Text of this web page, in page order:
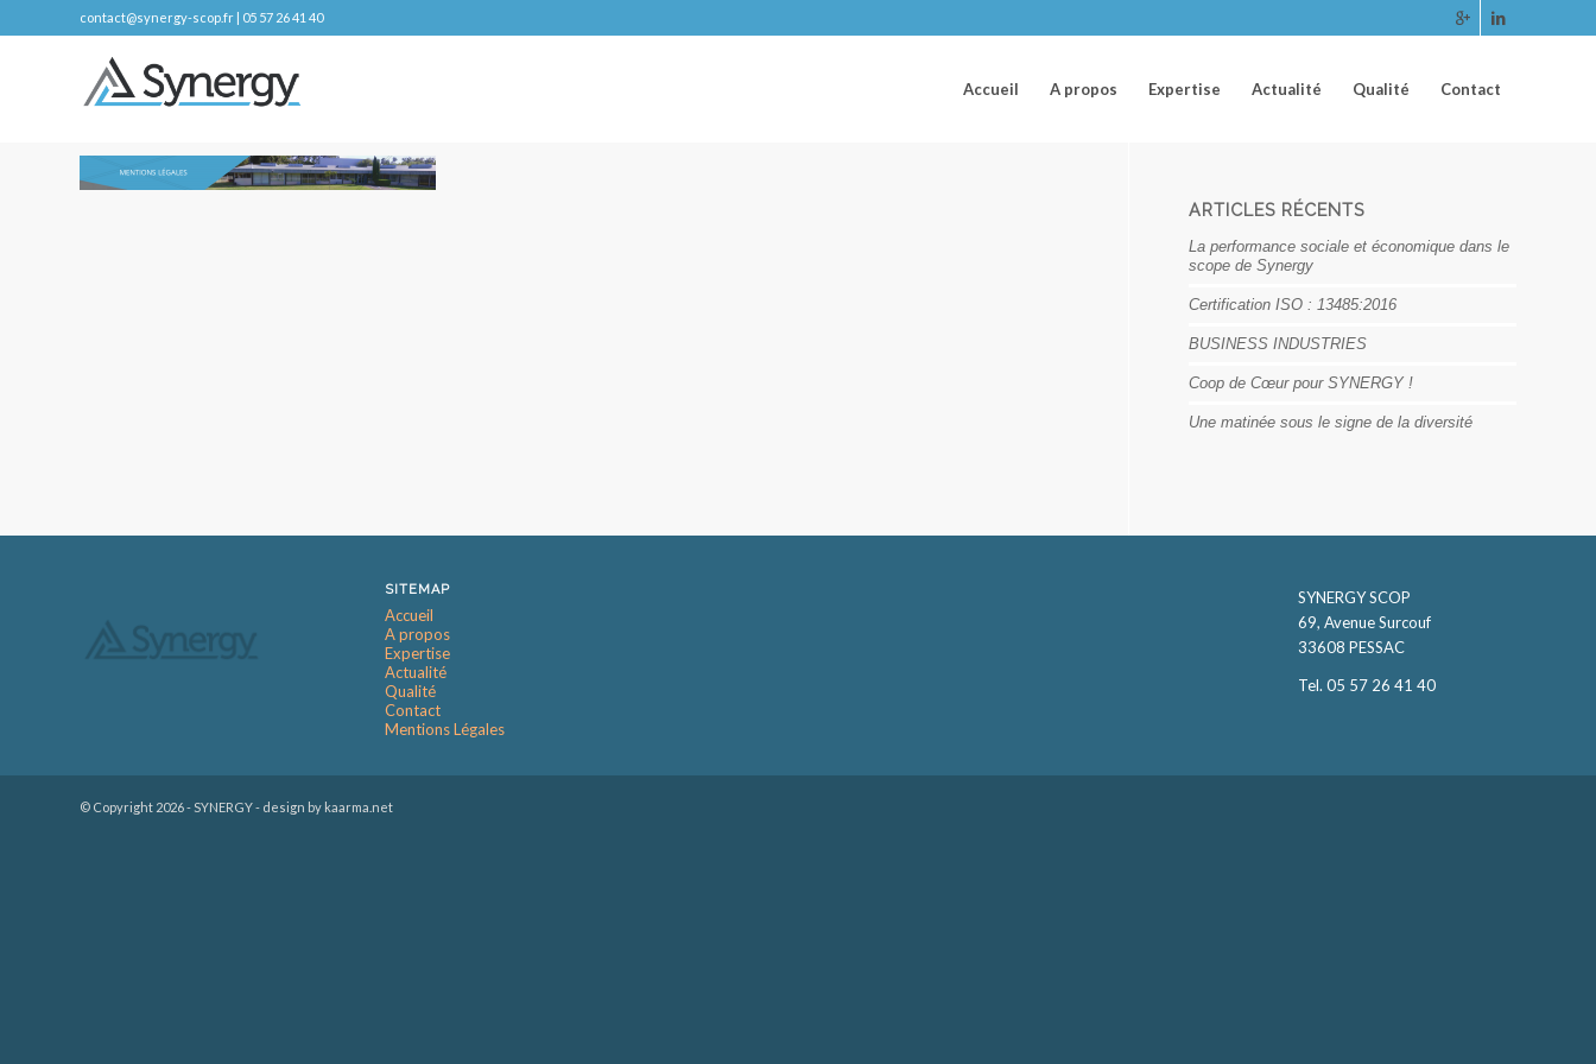
contact@synergy-scop.fr | 05 57 26 41 40
Accueil A propos Expertise Actualité Qualité Contact
ARTICLES RÉCENTS
La performance sociale et économique dans le
scope de Synergy
Certification ISO : 13485:2016
BUSINESS INDUSTRIES
Coop de Cœur pour SYNERGY !
Une matinée sous le signe de la diversité
SITEMAP
Accueil
A propos
Expertise
Actualité
Qualité
Contact
Mentions Légales
SYNERGY SCOP
69, Avenue Surcouf
33608 PESSAC
Tel. 05 57 26 41 40
© Copyright 2026 - SYNERGY - design by kaarma.net